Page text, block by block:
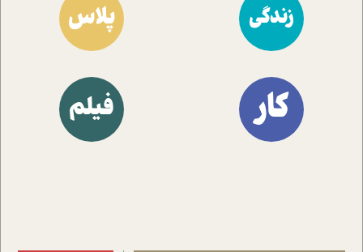
زندگی پلاس
کار فیلم